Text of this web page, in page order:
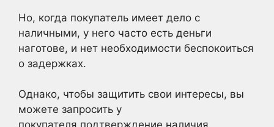
Но, когда покупатель имеет дело с
наличными, у него часто есть деньги
наготове, и нет необходимости беспокоиться
о задержках.
Однако, чтобы защитить свои интересы, вы
можете запросить у
покупателя подтверждение наличия